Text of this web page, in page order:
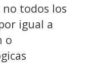
no todos los
igual a
o